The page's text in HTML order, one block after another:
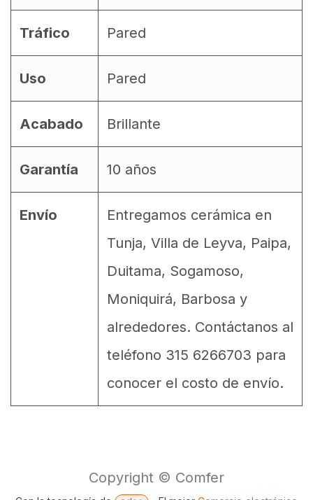
Tráfico Pared
Uso Pared
Acabado Brillante
Garantía 10 años
Envío
Entregamos cerámica en
Tunja, Villa de Leyva, Paipa,
Duitama, Sogamoso,
Moniquirá, Barbosa y
alrededores. Contáctanos al
teléfono 315 6266703 para
conocer el costo de envío.
Copyright © Comfer